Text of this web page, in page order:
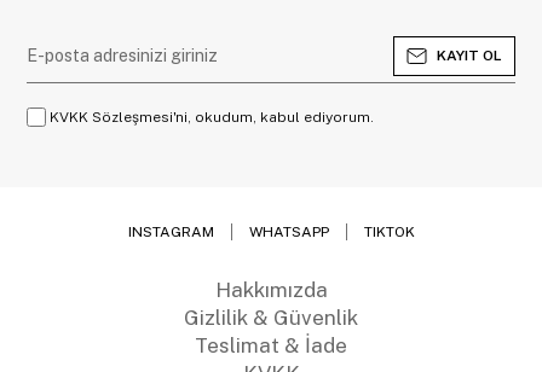
KAYIT OL
KVKK Sözleşmesi'ni, okudum, kabul ediyorum.
INSTAGRAM WHATSAPP TIKTOK
Hakkımızda
Gizlilik & Güvenlik
Teslimat & İade